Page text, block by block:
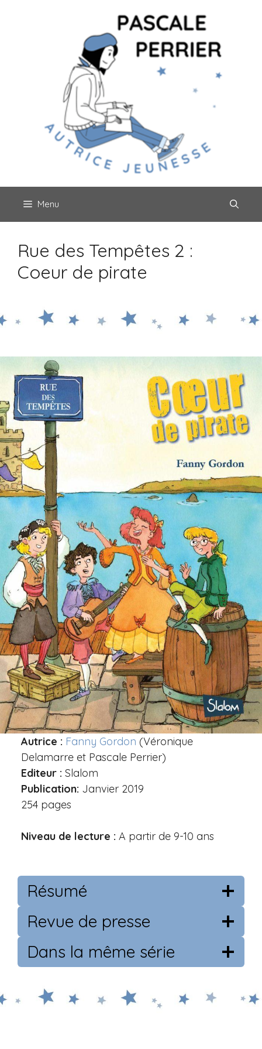
Menu
Rue des Tempêtes 2 :
Coeur de pirate
Autrice : Fanny Gordon (Véronique
Delamarre et Pascale Perrier)
Editeur : Slalom
Publication: Janvier 2019
254 pages
Niveau de lecture : A partir de 9-10 ans
Résumé
Revue de presse
Dans la même série